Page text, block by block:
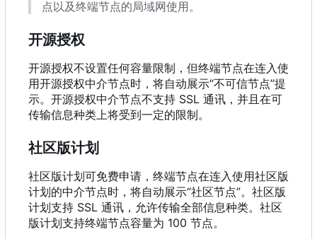
点以及终端节点的局域网使用。
开源授权
开源授权不设置任何容量限制，但终端节点在连入使
用开源授权中介节点时，将自动展示“不可信节点”提
示。开源授权中介节点不支持 SSL 通讯，并且在可
传输信息种类上将受到一定的限制。
社区版计划
社区版计划可免费申请，终端节点在连入使用社区版
计划的中介节点时，将自动展示“社区节点”。社区版
计划支持 SSL 通讯，允许传输全部信息种类。社区
版计划支持终端节点容量为 100 节点。